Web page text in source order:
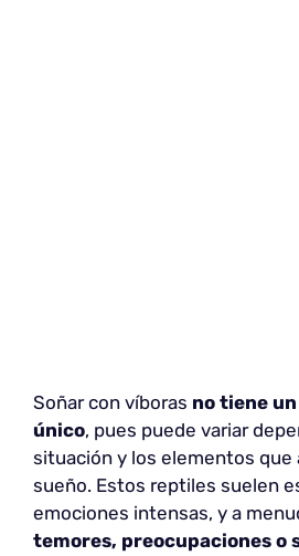
Soñar con víboras no tiene
único, pues puede variar
situación y los elementos que
sueño. Estos reptiles suelen
emociones intensas, y a
temores, preocupaciones o